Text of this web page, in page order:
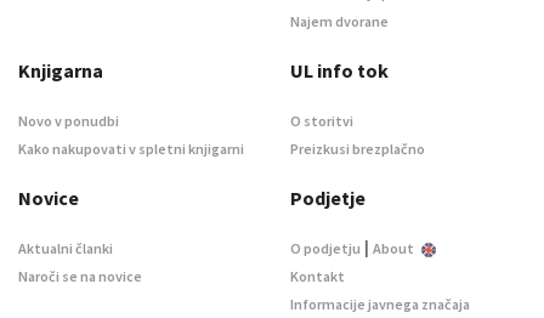
Najem dvorane
Knjigarna
Novo v ponudbi
Kako nakupovati v spletni knjigarni
UL info tok
O storitvi
Preizkusi brezplačno
Novice
Aktualni članki
Naroči se na novice
Podjetje
O podjetju | About
Kontakt
Informacije javnega značaja